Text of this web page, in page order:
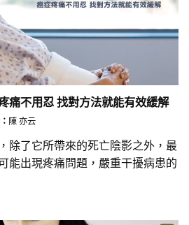
痛不用忍 找對方法就能有效緩解
陳 亦云
除了它所帶來的死亡陰影之外，最
能出現疼痛問題，嚴重干擾病患的